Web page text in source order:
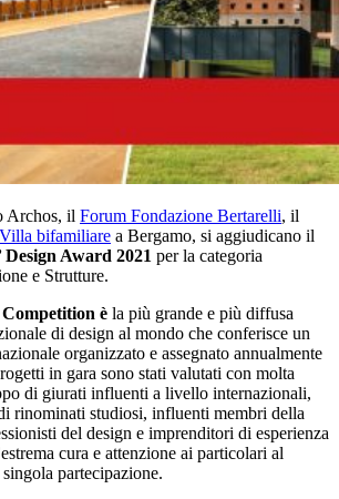
Archos, il Forum Fondazione Bertarelli, il
Villa bifamiliare a Bergamo, si aggiudicano il
Design Award 2021 per la categoria
e Strutture.
è la più grande e più diffusa
di design al mondo che conferisce un
organizzato e assegnato annualmente
in gara sono stati valutati con molta
di giurati influenti a livello internazionali,
rinominati studiosi, influenti membri della
del design e imprenditori di esperienza
cura e attenzione ai particolari al
partecipazione.